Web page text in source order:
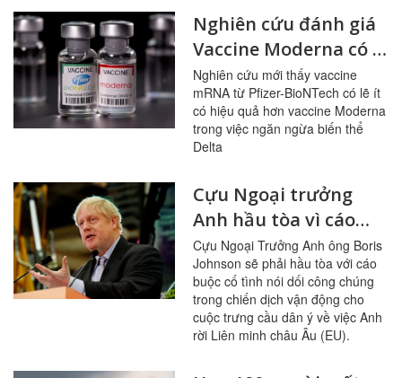
Nghiên cứu đánh giá
Vaccine Moderna có lẽ
hiệu quả cao hơn
Pfizer trước biến thể
Delta
Nghiên cứu mới thấy vaccine
mRNA từ Pfizer-BioNTech có lẽ ít
có hiệu quả hơn vaccine Moderna
trong việc ngăn ngừa biến thể
Delta
Cựu Ngoại trưởng
Anh hầu tòa vì cáo
buộc nói dối về Brexit
Cựu Ngoại Trưởng Anh ông Boris
Johnson sẽ phải hầu tòa với cáo
buộc cố tình nói dối công chúng
trong chiến dịch vận động cho
cuộc trưng cầu dân ý về việc Anh
rời Liên minh châu Âu (EU).